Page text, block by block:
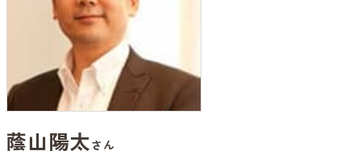
蔭山陽太さん